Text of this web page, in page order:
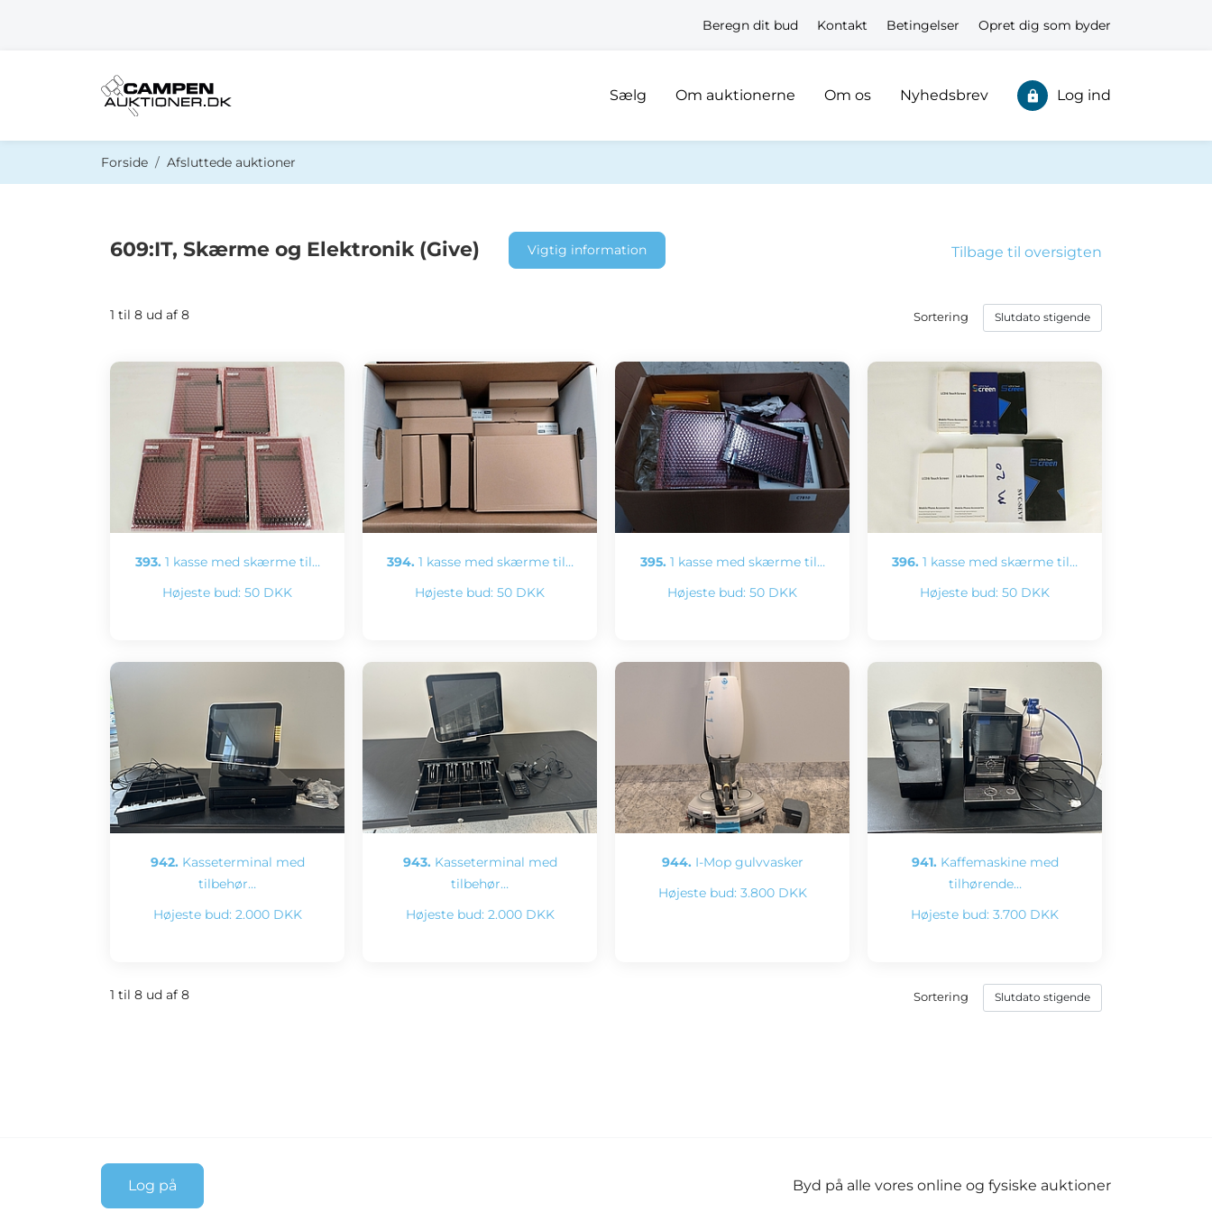
Beregn dit bud Kontakt Betingelser Opret dig som byder
Sælg Om auktionerne Om os Nyhedsbrev Log ind
Forside Afsluttede auktioner
Tilbage til oversigten
609:IT, Skærme og Elektronik (Give) Vigtig information
1 til 8 ud af 8 Sortering
393. 1 kasse med skærme til…
Højeste bud: 50 DKK
394. 1 kasse med skærme til…
Højeste bud: 50 DKK
395. 1 kasse med skærme til…
Højeste bud: 50 DKK
396. 1 kasse med skærme til…
Højeste bud: 50 DKK
942. Kasseterminal med
tilbehør…
Højeste bud: 2.000 DKK
943. Kasseterminal med
tilbehør…
Højeste bud: 2.000 DKK
944. I-Mop gulvvasker
Højeste bud: 3.800 DKK
941. Kaffemaskine med
tilhørende…
Højeste bud: 3.700 DKK
1 til 8 ud af 8 Sortering
Log på Byd på alle vores online og fysiske auktioner